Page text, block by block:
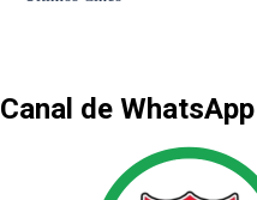
Canal de WhatsApp